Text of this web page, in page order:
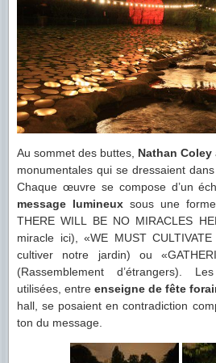
Au sommet des buttes, Nathan Coley
monumentales qui se dressaient
Chaque œuvre se compose d’un
message lumineux sous une
THERE WILL BE NO MIRACLES
miracle ici), «WE MUST
cultiver notre jardin) ou
(Rassemblement d’étrangers).
utilisées, entre enseigne de fête
hall, se posaient en contradiction
ton du message.